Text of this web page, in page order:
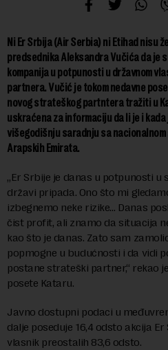
Ni Er Srbija (Air Serbia) ni Etihad nisu
predsednika Aleksandra Vučića da je
kompanija u potpunosti u državnom
partnera. Vučić je tokom nedavne
novog strateškog partntera tražiti u
uskraćena za informaciju da li je i
višegodišnju saradnju sa
Arapskih Emirata.
„Er Srbije je danas u potpunosti
državi pripada. Ono što mi
izbegnemo neke rizike… Danas
čist profit, ali znamo da situacija
kao što je danas. Zato sam
popmogne u budućnosti i da vidi
postane strateški partner,“ rekao
posete Kataru.
Javno dostupni podaci u
dalje poseduje 16,4 odsto akcija
vlasnik preostalih 83,6 odsto.